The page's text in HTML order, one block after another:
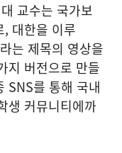
교수는 국가보
, 대한을 이루
는 제목의 영상을
지 버전으로 만들
SNS를 통해 국내
생 커뮤니티에까